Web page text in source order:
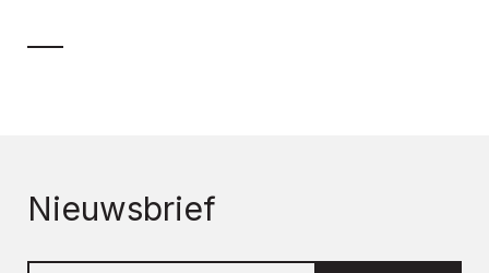
Nieuwsbrief